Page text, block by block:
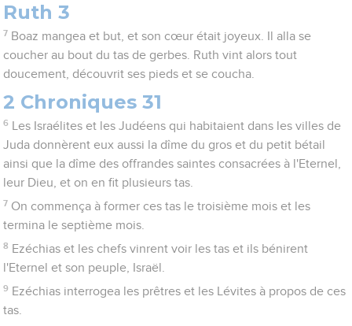
Ruth 3
7 Boaz mangea et but, et son cœur était joyeux. Il alla se
coucher au bout du tas de gerbes. Ruth vint alors tout
doucement, découvrit ses pieds et se coucha.
2 Chroniques 31
6
Les Israélites et les Judéens qui habitaient dans les villes de
Juda donnèrent eux aussi la dîme du gros et du petit bétail
ainsi que la dîme des offrandes saintes consacrées à l'Eternel,
leur Dieu, et on en fit plusieurs tas.
7 On commença à former ces tas le troisième mois et les
termina le septième mois.
8 Ezéchias et les chefs vinrent voir les tas et ils bénirent
l'Eternel et son peuple, Israël.
9 Ezéchias interrogea les prêtres et les Lévites à propos de ces
tas.